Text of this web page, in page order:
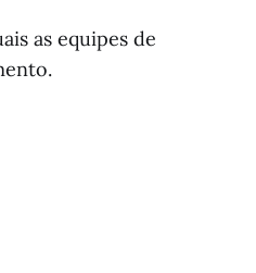
as equipes de